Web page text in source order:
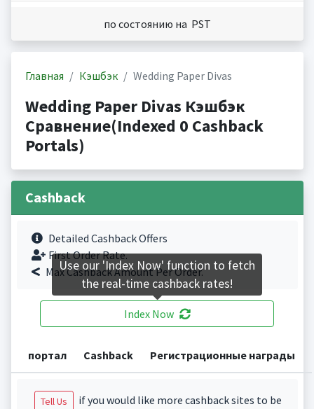
по состоянию на PST
Главная Кэшбэк Wedding Paper Divas
Wedding Paper Divas Кэшбэк
Сравнение(Indexed 0 Cashback
Portals)
Cashback
Detailed Cashback Offers
First Order Rate.
Max Cashback Amount Per Order.
Index Now
портал Cashback Регистрационные награды
Tell Us
if you would like more cashback sites to be
Use our 'Index Now' function to fetch
the real-time cashback rates!